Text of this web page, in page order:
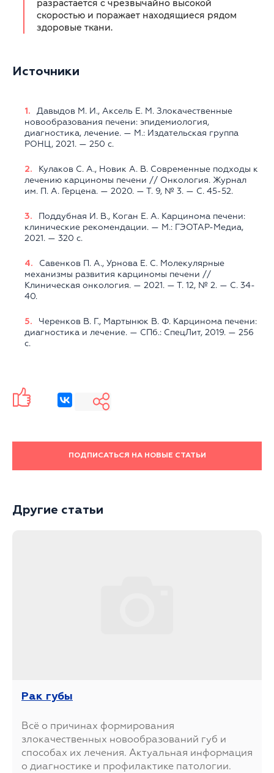
разрастается с чрезвычайно высокой
скоростью и поражает находящиеся рядом
здоровые ткани.
Источники
Давыдов М. И., Аксель Е. М. Злокачественные
новообразования печени: эпидемиология,
диагностика, лечение. — М.: Издательская группа
РОНЦ, 2021. — 250 с.
Кулаков С. А., Новик А. В. Современные подходы к
лечению карциномы печени // Онкология. Журнал
им. П. А. Герцена. — 2020. — Т. 9, № 3. — С. 45-52.
Поддубная И. В., Коган Е. А. Карцинома печени:
клинические рекомендации. — М.: ГЭОТАР-Медиа,
2021. — 320 с.
Савенков П. А., Урнова Е. С. Молекулярные
механизмы развития карциномы печени //
Клиническая онкология. — 2021. — Т. 12, № 2. — С. 34-
40.
Черенков В. Г., Мартынюк В. Ф. Карцинома печени:
диагностика и лечение. — СПб.: СпецЛит, 2019. — 256
с.
ПОДПИСАТЬСЯ НА НОВЫЕ СТАТЬИ
Другие статьи
Рак губы
Всё о причинах формирования
злокачественных новообразований губ и
способах их лечения. Актуальная информация
о диагностике и профилактике патологии.